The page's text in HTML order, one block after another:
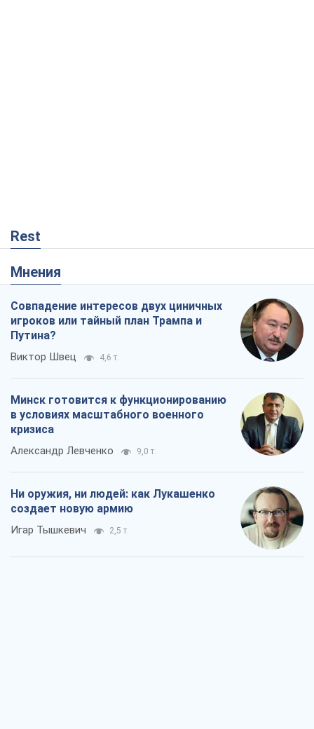
Rest
Мнения
Совпадение интересов двух циничных
игроков или тайный план Трампа и
Путина?
Виктор Швец 4,6 т.
Минск готовится к функционированию
в условиях масштабного военного
кризиса
Александр Левченко 9,0 т.
Ни оружия, ни людей: как Лукашенко
создает новую армию
Игар Тышкевич 2,5 т.